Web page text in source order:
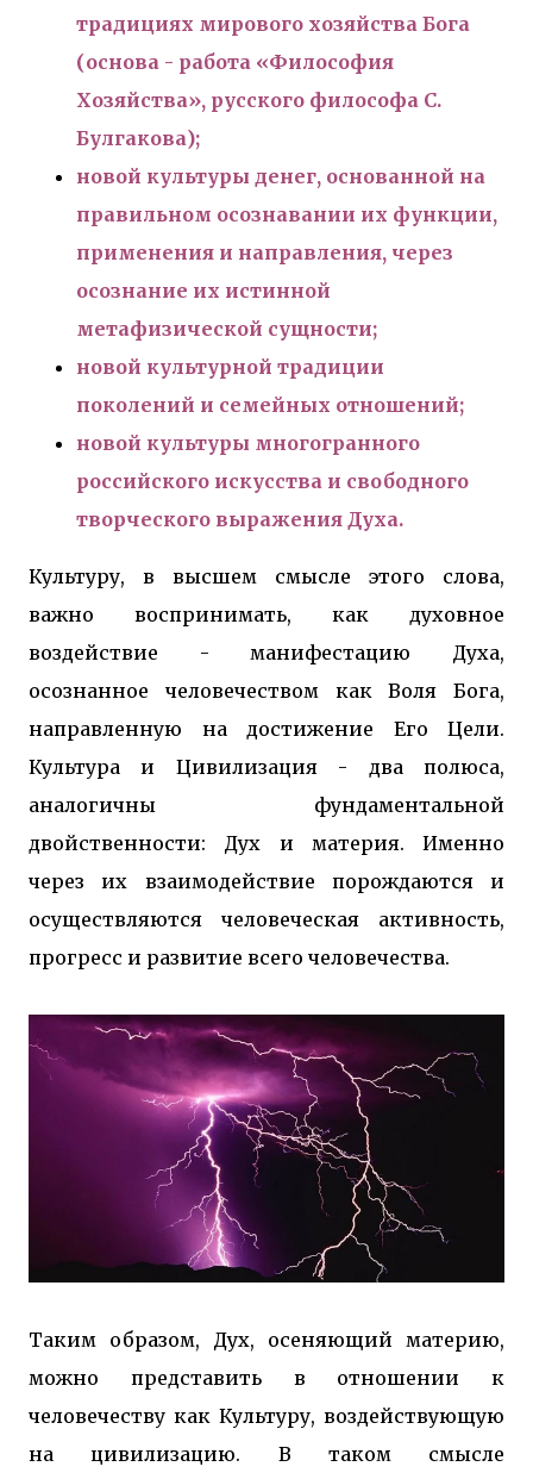
традициях мирового хозяйства Бога
(основа - работа «Философия
Хозяйства», русского философа С.
Булгакова);
новой культуры денег, основанной на
правильном осознавании их функции,
применения и направления, через
осознание их истинной
метафизической сущности;
новой культурной традиции
поколений и семейных отношений;
новой культуры многогранного
российского искусства и свободного
творческого выражения Духа.
Культуру, в высшем смысле этого слова,
важно воспринимать, как духовное
воздействие - манифестацию Духа,
осознанное человечеством как Воля Бога,
направленную на достижение Его Цели.
Культура и Цивилизация - два полюса,
аналогичны фундаментальной
двойственности: Дух и материя. Именно
через их взаимодействие порождаются и
осуществляются человеческая активность,
прогресс и развитие всего человечества.
Таким образом, Дух, осеняющий материю,
можно представить в отношении к
человечеству как Культуру, воздействующую
на цивилизацию. В таком смысле